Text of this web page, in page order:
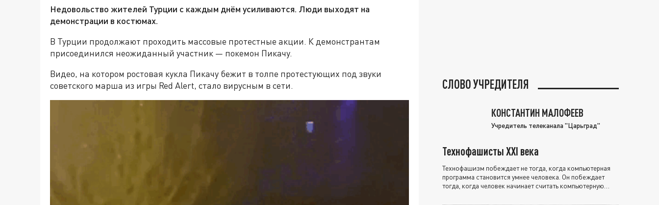
Недовольство жителей Турции с каждым днём усиливаются. Люди выходят на
демонстрации в костюмах.
В Турции продолжают проходить массовые протестные акции. К демонстрантам
присоединился неожиданный участник — покемон Пикачу.
Видео, на котором ростовая кукла Пикачу бежит в толпе протестующих под звуки
советского марша из игры Red Alert, стало вирусным в сети.
СЛОВО УЧРЕДИТЕЛЯ
КОНСТАНТИН МАЛОФЕЕВ
Учредитель телеканала "Царьград"
Технофашисты XXI века
Технофашизм побеждает не тогда, когда компьютерная
программа становится умнее человека. Он побеждает
тогда, когда человек начинает считать компьютерную